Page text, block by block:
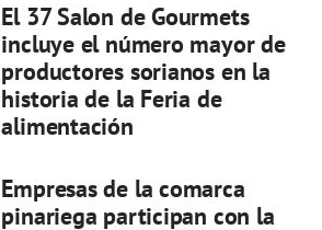
El 37 Salon de Gourmets
incluye el número mayor de
productores sorianos en la
historia de la Feria de
alimentación
Empresas de la comarca
pinariega participan con la